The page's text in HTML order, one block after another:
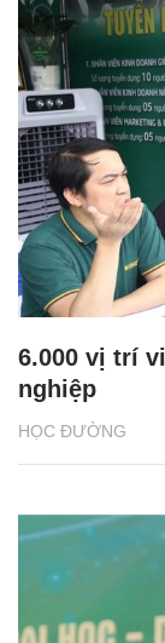
HỌC ĐƯỜNG
6.000 vị trí
nghiệp